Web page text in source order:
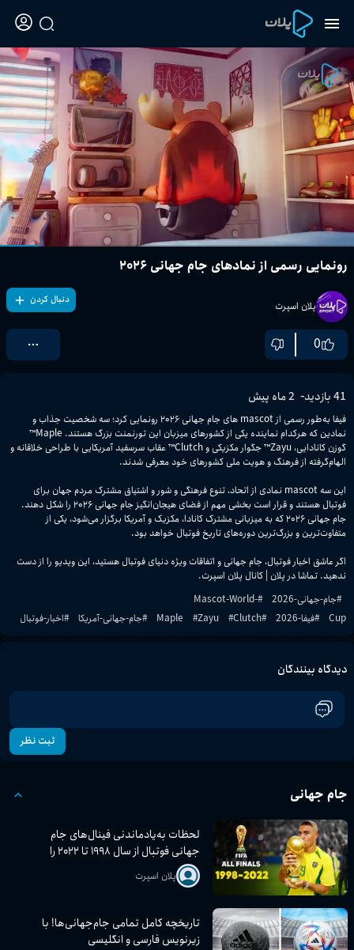
رونمایی رسمی از نمادهای جام جهانی ۲۰۲۶
پلان اسپرت دنبال کردن
0
41بازدید- 2 ماه پیش
فیفا به‌طور رسمی از mascot های جام جهانی ۲۰۲۶ رونمایی کرد؛ سه شخصیت جذاب و
نمادین که هرکدام نماینده یکی از کشورهای میزبان این تورنمنت بزرگ هستند. Maple™
گوزن کانادایی، Zayu™ جگوار مکزیکی و Clutch™ عقاب سرسفید آمریکایی با طراحی خلاقانه و
این سه mascot نمادی از اتحاد، تنوع فرهنگی و شور و اشتیاق مشترک مردم جهان برای
فوتبال هستند و قرار است بخشی مهم از فضای هیجان‌انگیز جام جهانی ۲۰۲۶ را شکل دهند.
جام جهانی ۲۰۲۶ که به میزبانی مشترک کانادا، مکزیک و آمریکا برگزار می‌شود، یکی از
اگر عاشق اخبار فوتبال، جام جهانی و اتفاقات ویژه دنیای فوتبال هستید، این ویدیو را از دست
ندهید. تماشا در پلان | کانال پلان اسپرت.
#جام-جهانی-2026 #
Mascot-World-
Cup
#فیفا-2026 #
Maple #Zayu #Clutch
#جام-جهانی-آمریکا #اخبار-فوتبال
دیدگاه بینندگان
ثبت نظر
جام جهانی
لحظات به‌یادماندنی فینال‌های جام
جهانی فوتبال از سال ۱۹۹۸ تا ۲۰۲۲ را
تجربه کنید!پلان اسپرت
تاریخچه کامل تمامی جام‌جهانی‌ها! با
زیرنویس فارسی و انگلیسی